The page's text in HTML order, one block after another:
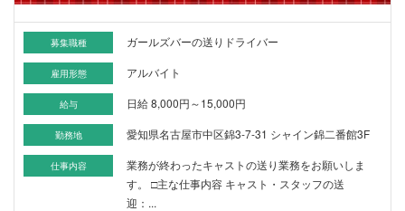
募集職種 ガールズバーの送りドライバー
雇用形態 アルバイト
給与 日給 8,000円～15,000円
勤務地 愛知県名古屋市中区錦3-7-31 シャイン錦二番館3F
仕事内容
業務が終わったキャストの送り業務をお願いしま
す。 □主な仕事内容 キャスト・スタッフの送
迎：...